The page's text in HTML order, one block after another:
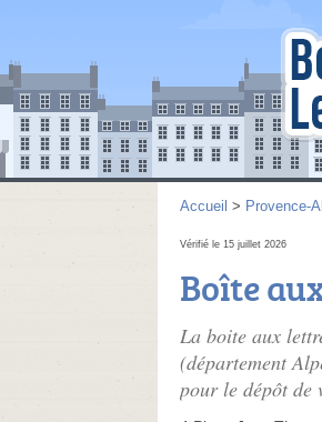
Accueil > Provence-
Vérifié le 15 juillet 2026
Boîte
La boite aux
(département
pour le dépôt de